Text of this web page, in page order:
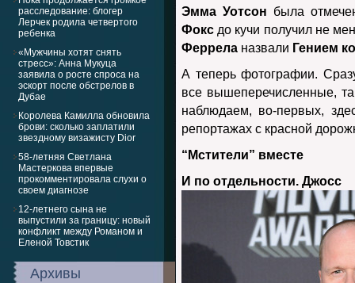
расследование: блогер
Лерчек родила четвертого
ребенка
«Мужчины хотят снять
стресс»: Анна Мукуца
заявила о росте спроса на
эскорт после обстрелов в
Дубае
Королева Камилла обновила
брови: сколько заплатили
звездному визажисту Dior
58-летняя Светлана
Мастеркова впервые
прокомментировала слухи о
своем диагнозе
12-летнего сына не
выпустили за границу: новый
конфликт между Романом и
Еленой Товстик
Архивы
Эмма Уотсон была
Фокс до кучи получил не
Феррела назвали Гением
А теперь фотографии.
все вышеперечисленные,
наблюдаем, во-первых,
репортажах с красной
“Мстители” вместе
И по отдельности. Джосс